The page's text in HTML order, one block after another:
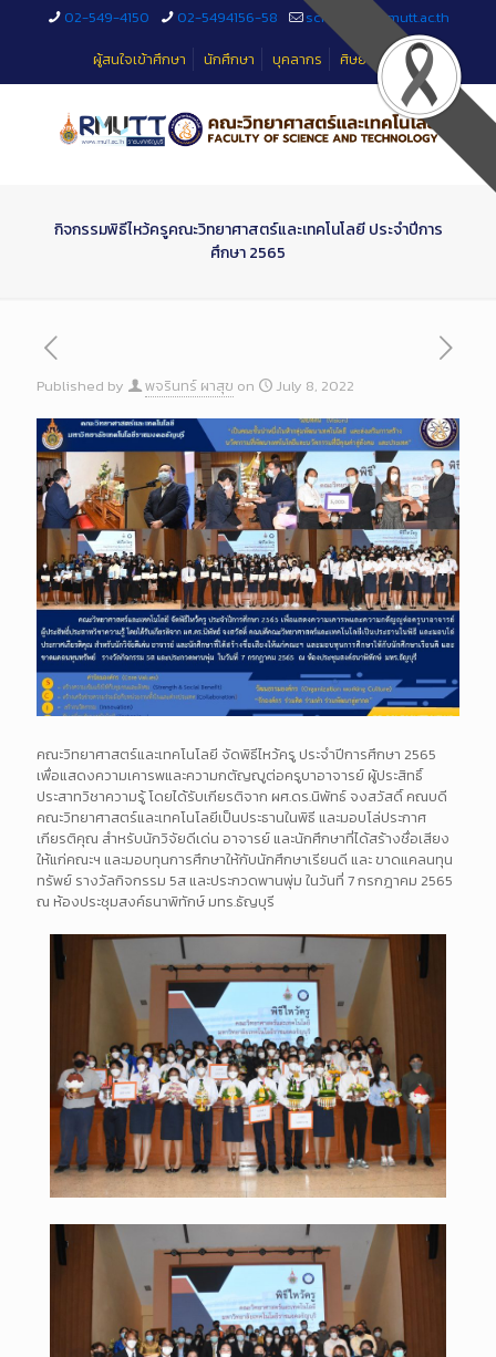
02-549-4150 02-5494156-58
sciteched@rmutt.ac.th
ผู้สนใจเข้าศึกษา
นักศึกษา บุคลากร ศิษย์เก่า
กิจกรรมพิธีไหว้ครูคณะวิทยาศาสตร์และเทคโนโลยี ประจำปีการ
ศึกษา 2565
Published by พจรินทร์ ผาสุข on July 8, 2022
คณะวิทยาศาสตร์และเทคโนโลยี จัดพิธีไหว้ครู ประจำปีการศึกษา 2565
เพื่อแสดงความเคารพและความกตัญญูต่อครูบาอาจารย์ ผู้ประสิทธิ์
ประสาทวิชาความรู้ โดยได้รับเกียรติจาก ผศ.ดร.นิพัทธ์ จงสวัสดิ์ คณบดี
คณะวิทยาศาสตร์และเทคโนโลยีเป็นประธานในพิธี และมอบโล่ประกาศ
เกียรติคุณ สำหรับนักวิจัยดีเด่น อาจารย์ และนักศึกษาที่ได้สร้างชื่อเสียง
ให้แก่คณะฯ และมอบทุนการศึกษาให้กับนักศึกษาเรียนดี และ ขาดแคลนทุน
ทรัพย์ รางวัลกิจกรรม 5ส และประกวดพานพุ่ม ในวันที่ 7 กรกฎาคม 2565
ณ ห้องประชุมสงค์ธนาพิทักษ์ มทร.ธัญบุรี